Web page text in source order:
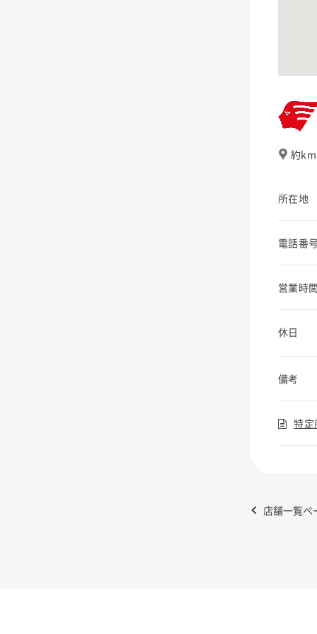
約km
所在地
電話番
営業時
休日
備考
特定
店舗一覧ペ